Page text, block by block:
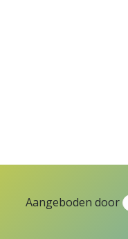
Aangeboden door